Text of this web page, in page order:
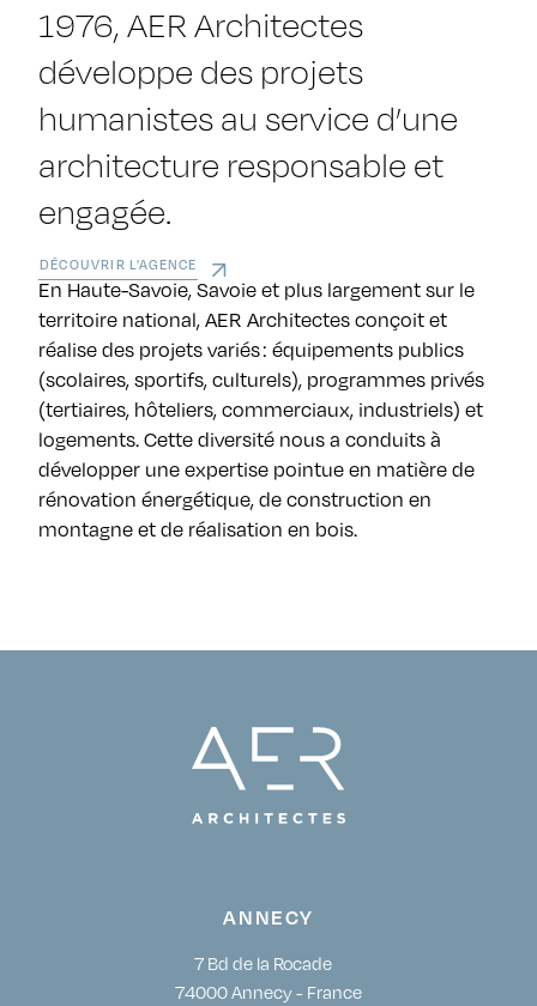
1976, AER Architectes
développe des projets
humanistes au service d’une
architecture responsable et
engagée.
DÉCOUVRIR L'AGENCE
En Haute-Savoie, Savoie et plus largement sur le
territoire national, AER Architectes conçoit et
réalise des projets variés : équipements publics
(scolaires, sportifs, culturels), programmes privés
(tertiaires, hôteliers, commerciaux, industriels) et
logements. Cette diversité nous a conduits à
développer une expertise pointue en matière de
rénovation énergétique, de construction en
montagne et de réalisation en bois.
ANNECY
7 Bd de la Rocade
74000 Annecy - France